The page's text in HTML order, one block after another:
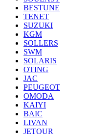
BESTUNE
TENET
SUZUKI
KGM
SOLLERS
SWM
SOLARIS
OTING
JAC
PEUGEOT
OMODA
KAIYI
BAIC
LIVAN
JETOUR